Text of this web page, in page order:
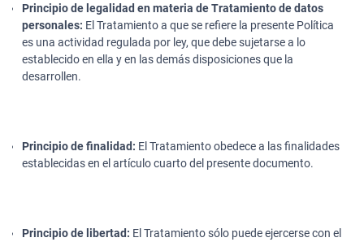
Principio de legalidad en materia de Tratamiento de datos
personales: El Tratamiento a que se refiere la presente Política
es una actividad regulada por ley, que debe sujetarse a lo
establecido en ella y en las demás disposiciones que la
desarrollen.
Principio de finalidad: El Tratamiento obedece a las finalidades
establecidas en el artículo cuarto del presente documento.
Principio de libertad: El Tratamiento sólo puede ejercerse con el